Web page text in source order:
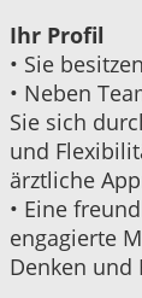
Ihr Profil
• Sie
• Neben
Sie sich
und
ärztliche
• Eine
engagierte
Denken und